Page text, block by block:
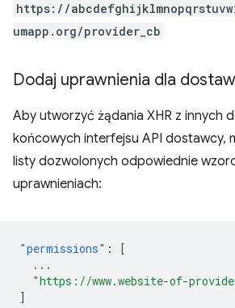
https://
umapp.org/provider_cb
Dodaj uprawnienia dla
Aby utworzyć żądania XHR z innych
końcowych interfejsu API dostawcy,
listy dozwolonych odpowiednie
uprawnieniach:
"permissions" :
[
...
"https://www.website-of-
]